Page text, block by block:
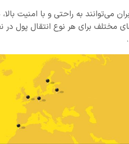
می‌توانند به راحتی و با امنیت
برای هر نوع انتقال پول در